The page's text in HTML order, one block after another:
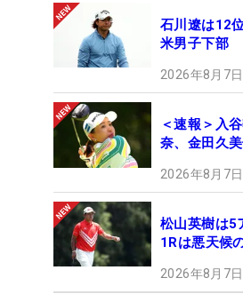
石川遼は12
米男子下部
2026年8月7
＜速報＞入
奈、金田久
2026年8月7
松山英樹は
1Rは悪天候
2026年8月7